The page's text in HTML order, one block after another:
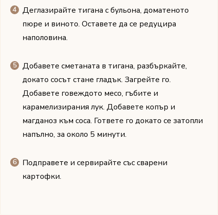
Деглазирайте тигана с бульона, доматеното
пюре и виното. Оставете да се редуцира
наполовина.
Добавете сметаната в тигана, разбъркайте,
докато сосът стане гладък. Загрейте го.
Добавете говеждото месо, гъбите и
карамелизирания лук. Добавете копър и
магданоз към соса. Гответе го докато се затопли
напълно, за около 5 минути.
Подправете и сервирайте със сварени
картофки.